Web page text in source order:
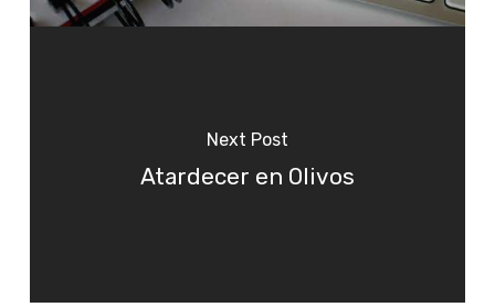
Next Post
Atardecer en Olivos